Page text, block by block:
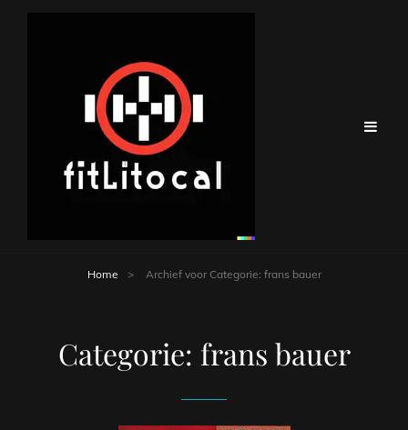
Home > Archief voor Categorie: frans bauer
Categorie: frans bauer